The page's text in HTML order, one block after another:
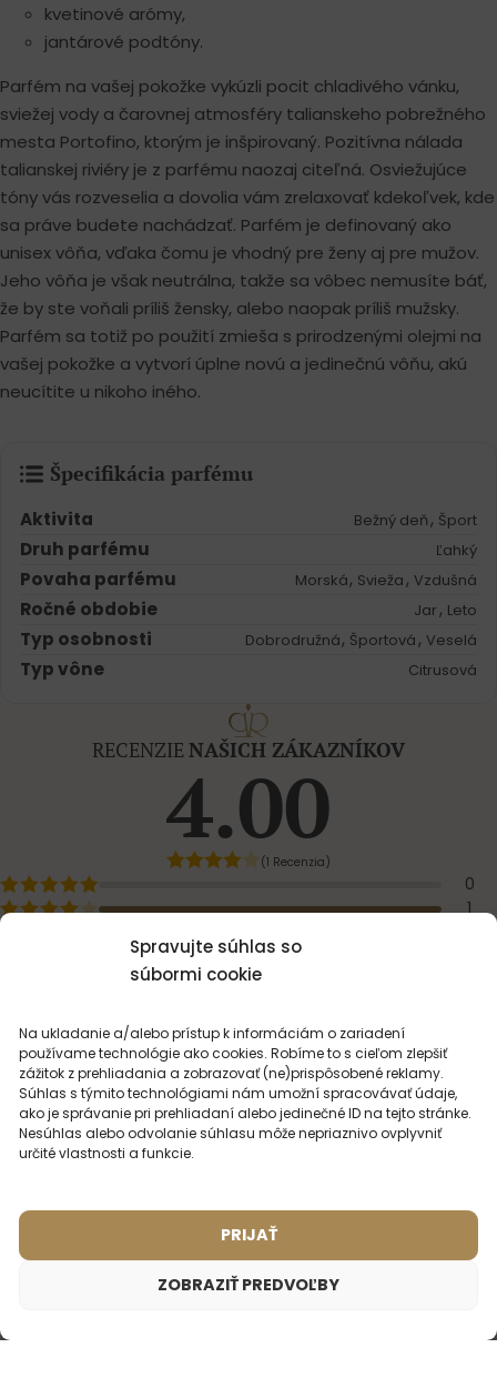
Spravujte súhlas so
súbormi cookie
Na ukladanie a/alebo prístup k informáciám o zariadení
používame technológie ako cookies. Robíme to s cieľom zlepšiť
zážitok z prehliadania a zobrazovať (ne)prispôsobené reklamy.
Súhlas s týmito technológiami nám umožní spracovávať údaje,
ako je správanie pri prehliadaní alebo jedinečné ID na tejto stránke.
Nesúhlas alebo odvolanie súhlasu môže nepriaznivo ovplyvniť
určité vlastnosti a funkcie.
PRIJAŤ
ZOBRAZIŤ PREDVOĽBY
kvetinové arómy,
jantárové podtóny.
Parfém na vašej pokožke vykúzli pocit chladivého vánku,
sviežej vody a čarovnej atmosféry talianskeho pobrežného
mesta Portofino, ktorým je inšpirovaný. Pozitívna nálada
talianskej riviéry je z parfému naozaj citeľná. Osviežujúce
tóny vás rozveselia a dovolia vám zrelaxovať kdekoľvek, kde
sa práve budete nachádzať. Parfém je definovaný ako
unisex vôňa, vďaka čomu je vhodný pre ženy aj pre mužov.
Jeho vôňa je však neutrálna, takže sa vôbec nemusíte báť,
že by ste voňali príliš žensky, alebo naopak príliš mužsky.
Parfém sa totiž po použití zmieša s prirodzenými olejmi na
vašej pokožke a vytvorí úplne novú a jedinečnú vôňu, akú
neucítite u nikoho iného.
Špecifikácia parfému
Aktivita Bežný deň , Šport
Druh parfému Ľahký
Povaha parfému Morská, Svieža , Vzdušná
Ročné obdobie Jar , Leto
Typ osobnosti Dobrodružná, Športová , Veselá
Typ vône Citrusová
RECENZIE NAŠICH ZÁKAZNÍKOV
4.00
(1 Recenzia)
0
1
NAPÍŠTE RECENZIU
TomFord 10. augusta 2021
Dobra replika 4/5 + Parfem ako taky vonia kvalitne a od